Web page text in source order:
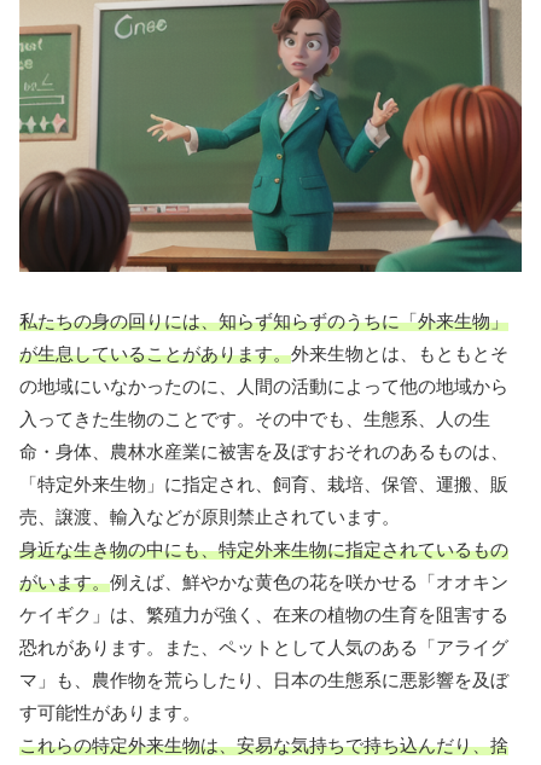
私たちの身の回りには、知らず知らずのうちに「外来生物」
が生息していることがあります。外来生物とは、もともとそ
の地域にいなかったのに、人間の活動によって他の地域から
入ってきた生物のことです。その中でも、生態系、人の生
命・身体、農林水産業に被害を及ぼすおそれのあるものは、
「特定外来生物」に指定され、飼育、栽培、保管、運搬、販
売、譲渡、輸入などが原則禁止されています。
身近な生き物の中にも、特定外来生物に指定されているもの
がいます。例えば、鮮やかな黄色の花を咲かせる「オオキン
ケイギク」は、繁殖力が強く、在来の植物の生育を阻害する
恐れがあります。また、ペットとして人気のある「アライグ
マ」も、農作物を荒らしたり、日本の生態系に悪影響を及ぼ
す可能性があります。
これらの特定外来生物は、安易な気持ちで持ち込んだり、捨